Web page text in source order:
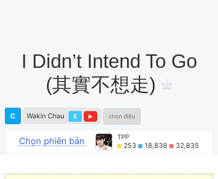
I Didn’t Intend To Go
(其實不想走)
C Wakin Chau E chọn điệu
Chọn phiên bản TPP
253 18,838 32,835